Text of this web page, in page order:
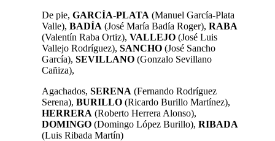
De pie, GARCÍA-PLATA (Manuel García-Plata
Valle), BADÍA (José María Badía Roger), RABA
(Valentín Raba Ortiz), VALLEJO (José Luis
Vallejo Rodríguez), SANCHO (José Sancho
García), SEVILLANO (Gonzalo Sevillano
Cañiza),
Agachados, SERENA (Fernando Rodríguez
Serena), BURILLO (Ricardo Burillo Martínez),
HERRERA (Roberto Herrera Alonso),
DOMINGO (Domingo López Burillo), RIBADA
(Luis Ribada Martín)